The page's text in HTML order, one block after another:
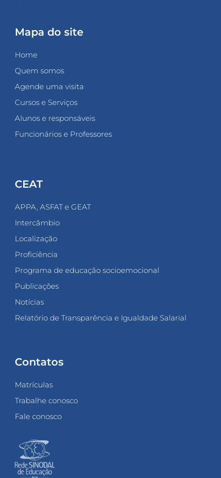
Mapa do site
Home
Quem somos
Agende uma visita
Cursos e Serviços
Alunos e responsáveis
Funcionários e Professores
CEAT
APPA, ASFAT e GEAT
Intercâmbio
Localização
Proficiência
Programa de educação socioemocional
Publicações
Notícias
Relatório de Transparência e Igualdade Salarial
Contatos
Matrículas
Trabalhe conosco
Fale conosco